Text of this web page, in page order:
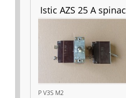
Istic AZS 25 A spinac
P V3S M2